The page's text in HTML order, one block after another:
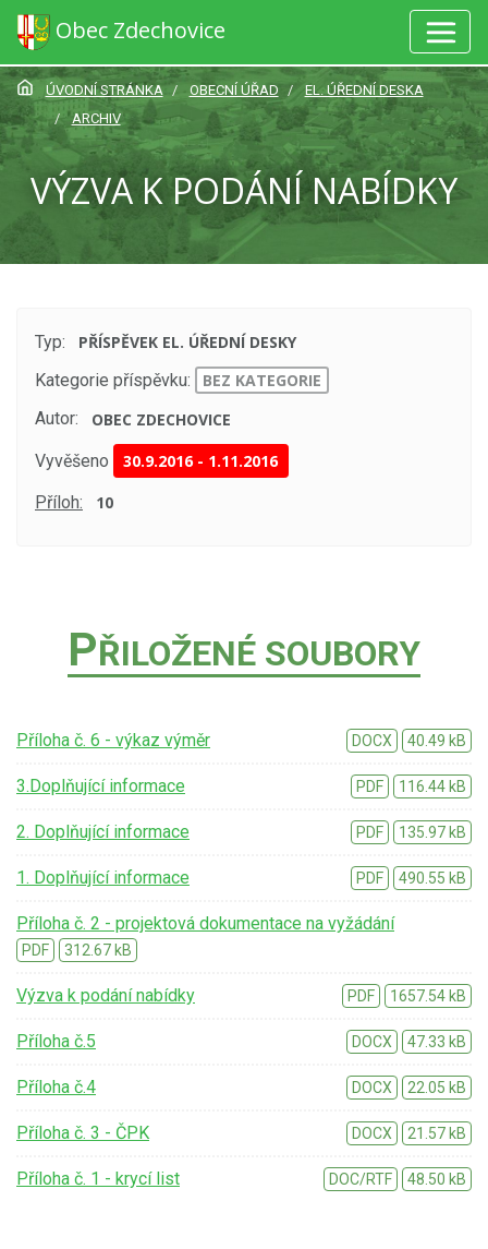
Obec Zdechovice
ÚVODNÍ STRÁNKA OBECNÍ ÚŘAD
EL. ÚŘEDNÍ DESKA
ARCHIV
VÝZVA K PODÁNÍ NABÍDKY
Typ:
PŘÍSPĚVEK EL. ÚŘEDNÍ DESKY
Kategorie příspěvku:
BEZ KATEGORIE
Autor:
OBEC ZDECHOVICE
Vyvěšeno 30.9.2016- 1.11.2016
Příloh: 10
PŘILOŽENÉ SOUBORY
Příloha č. 6 - výkaz výměr DOCX 40.49 kB
3.Doplňující informace PDF 116.44 kB
2. Doplňující informace PDF 135.97 kB
1. Doplňující informace PDF 490.55 kB
Příloha č. 2 - projektová dokumentace na vyžádání
PDF 312.67 kB
Výzva k podání nabídky PDF 1657.54 kB
Příloha č.5 DOCX 47.33 kB
Příloha č.4 DOCX 22.05 kB
Příloha č. 3 - ČPK DOCX 21.57 kB
Příloha č. 1 - krycí list DOC/RTF 48.50 kB